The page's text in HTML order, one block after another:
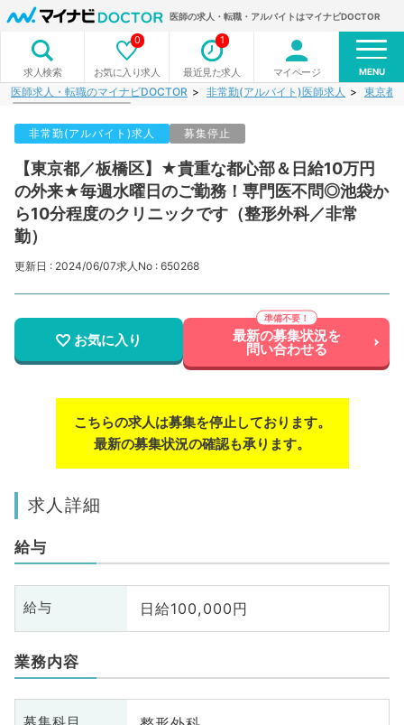
医師の求人・転職・アルバイトはマイナビDOCTOR
求人検索 お気に入り求人
0
最近見た求人
1
マイページ MENU
医師求人・転職のマイナビDOCTOR 非常勤(アルバイト)医師求人 東京都
非常勤(アルバイト)求人 募集停止
【東京都／板橋区】★貴重な都心部＆日給10万円
の外来★毎週水曜日のご勤務！専門医不問◎池袋か
ら10分程度のクリニックです（整形外科／非常
勤）
更新日 : 2024/06/07求人No : 650268
お気に入り 最新の募集状況を
問い合わせる
こちらの求人は募集を停止しております。
最新の募集状況の確認も承ります。
求人詳細
給与
給与 日給100,000円
業務内容